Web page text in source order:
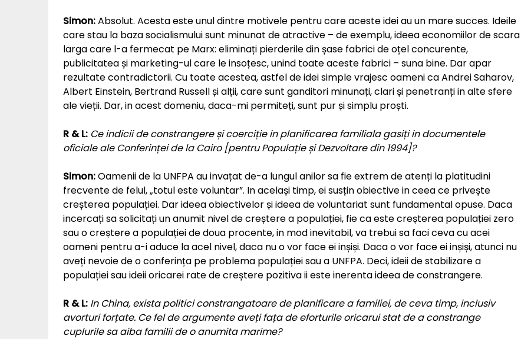
Simon:Absolut. Acesta este unul dintre motivele pentru care aceste idei au un mare succes. Ideile
care stau la baza socialismului sunt minunat de atractive – de exemplu, ideea economiilor de scara
larga care l-a fermecat pe Marx: eliminați pierderile din șase fabrici de oțel concurente,
publicitatea și marketing-ul care le insoțesc, unind toate aceste fabrici – suna bine. Dar apar
rezultate contradictorii. Cu toate acestea, astfel de idei simple vrajesc oameni ca Andrei Saharov,
Albert Einstein, Bertrand Russell și alții, care sunt ganditori minunați, clari și penetranți in alte sfere
ale vieții. Dar, in acest domeniu, daca-mi permiteți, sunt pur și simplu proști.
R & L: Ce indicii de constrangere și coerciție in planificarea familiala gasiți in documentele
oficiale ale Conferinței de la Cairo [pentru Populație și Dezvoltare din 1994]?
Simon:Oamenii de la UNFPA au invațat de-a lungul anilor sa fie extrem de atenți la platitudini
frecvente de felul, „totul este voluntar”. In același timp, ei susțin obiective in ceea ce privește
creșterea populației. Dar ideea obiectivelor și ideea de voluntariat sunt fundamental opuse. Daca
incercați sa solicitați un anumit nivel de creștere a populației, fie ca este creșterea populației zero
sau o creștere a populației de doua procente, in mod inevitabil, va trebui sa faci ceva cu acei
oameni pentru a-i aduce la acel nivel, daca nu o vor face ei inșiși. Daca o vor face ei inșiși, atunci nu
aveți nevoie de o conferința pe problema populației sau a UNFPA. Deci, ideii de stabilizare a
populației sau ideii oricarei rate de creștere pozitiva ii este inerenta ideea de constrangere.
R & L: In China, exista politici constrangatoare de planificare a familiei, de ceva timp, inclusiv
avorturi forțate. Ce fel de argumente aveți fața de eforturile oricarui stat de a constrange
cuplurile sa aiba familii de o anumita marime?